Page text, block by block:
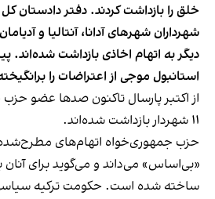
خلق را بازداشت کردند. دفتر دادستان
شهرداران شهرهای آدانا، آنتالیا و
دیگر به اتهام اخاذی بازداشت شده‌اند.
استانبول موجی از اعتراضات را
از اکتبر پارسال تاکنون صدها عضو
۱۱ شهردار بازداشت شده‌اند.
حزب جمهوری‌خواه اتهام‌های مطرح‌شده
«بی‌اساس» می‌داند و می‌گوید برای آنان
ساخته شده است. حکومت ترکیه سیاسی